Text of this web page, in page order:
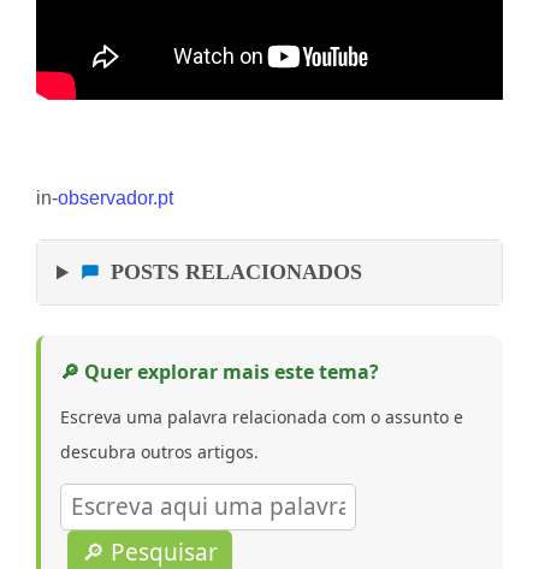
in-observador.pt
POSTS RELACIONADOS
🔎 Quer explorar mais este tema?
Escreva uma palavra relacionada com o assunto e
descubra outros artigos.
🔎 Pesquisar